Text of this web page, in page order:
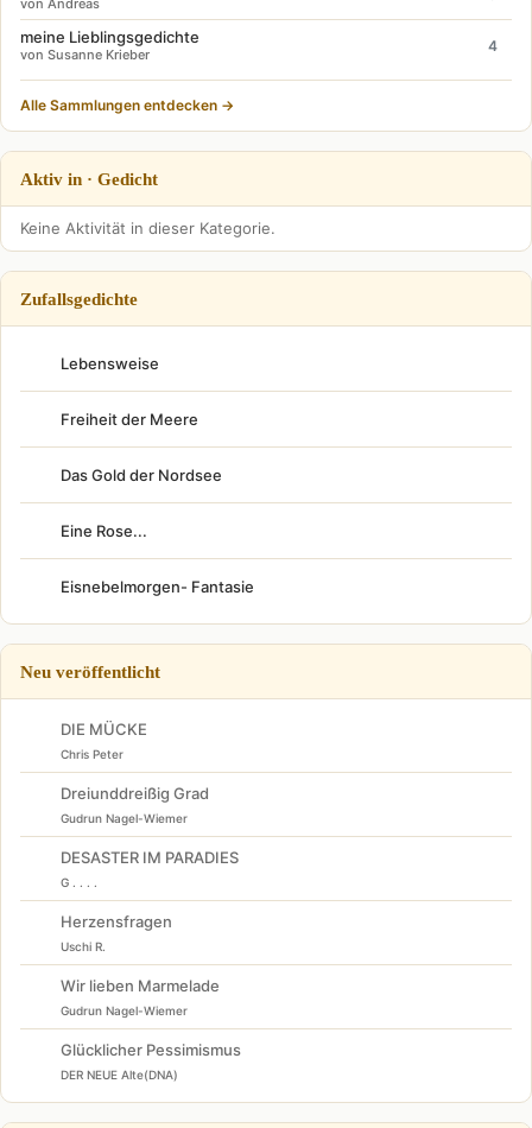
von Andreas
meine Lieblingsgedichte
von Susanne Krieber
4
Alle Sammlungen entdecken →
Aktiv in · Gedicht
Keine Aktivität in dieser Kategorie.
Zufallsgedichte
Lebensweise
Freiheit der Meere
Das Gold der Nordsee
Eine Rose...
Eisnebelmorgen- Fantasie
Neu veröffentlicht
DIE MÜCKE
Chris Peter
Dreiunddreißig Grad
Gudrun Nagel-Wiemer
DESASTER IM PARADIES
G . . . .
Herzensfragen
Uschi R.
Wir lieben Marmelade
Gudrun Nagel-Wiemer
Glücklicher Pessimismus
DER NEUE Alte(DNA)